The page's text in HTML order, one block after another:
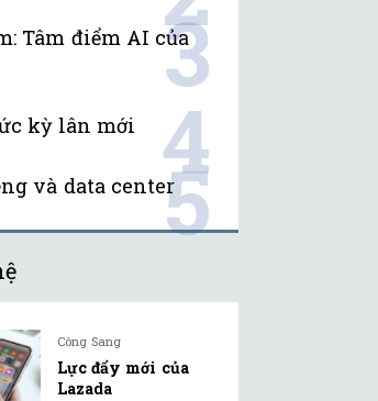
Tâm điểm AI của
3
kỳ lân mới 4
và data center5
Công Sang
Lực đẩy mới của
Lazada